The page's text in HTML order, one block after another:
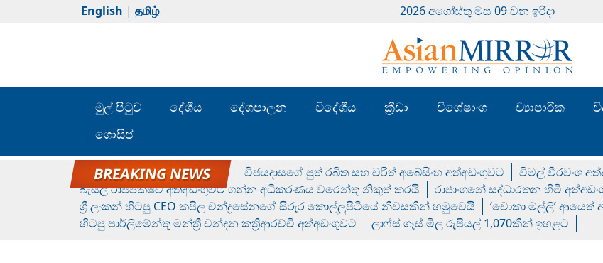
English | தமிழ் 2026 අගෝස්‍තු මස 09 වන ඉරිදා
මුල් පිටුව දේශීය දේශපාලන විදේශීය ක්‍රීඩා විශේෂාංග ව්‍යාපාරික
ගොසිප්
රන් ගෙනා රුමේෂ්ගේ හෙල්ලය විජයදාසගේ පුත් රඛිත සහ චරිත් අබේසිංහ අත්අඩංගුවට විමල් වීරවංශ
බැසිල් රාජපක්ෂව අත්අඩංගුවට ගන්න අධිකරණය වරෙන්තු නිකුත් කරයි
රාජාංගනේ සද්ධාරතන හිමි
ශ්‍රී ලංකන් හිටපු CEO කපිල චන්ද්‍රසේනගේ සිරුර කොල්ලුපිටියේ නිවසකින් හමුවෙයි
‘චොකා මල්ලි’ ආයෙත්
හිටපු පාර්ලිමේන්තු මන්ත්‍රී චන්දන කත්‍රිආරච්චි අත්අඩංගුවට
ලාෆ්ස් ගෑස් මිල රුපියල් 1,070කින් ඉහළට